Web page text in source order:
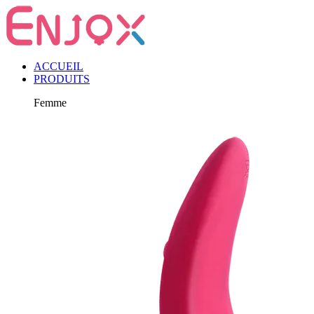
ACCUEIL
PRODUITS
Femme